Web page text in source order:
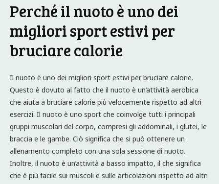
Perché il nuoto è uno dei
migliori sport estivi per
bruciare calorie
Il nuoto è uno dei migliori sport estivi per bruciare calorie.
Questo è dovuto al fatto che il nuoto è un’attività aerobica
che aiuta a bruciare calorie più velocemente rispetto ad altri
esercizi. Il nuoto è uno sport che coinvolge tutti i principali
gruppi muscolari del corpo, compresi gli addominali, i glutei, le
braccia e le gambe. Ciò significa che si può ottenere un
allenamento completo con una sola sessione di nuoto.
Inoltre, il nuoto è un’attività a basso impatto, il che significa
che è più facile sui muscoli e sulle articolazioni rispetto ad altri